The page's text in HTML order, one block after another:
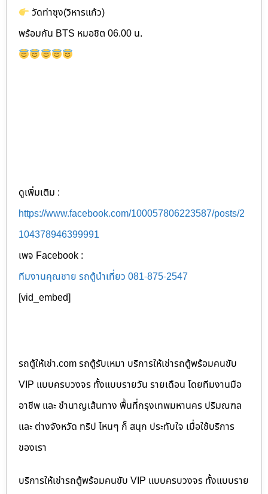
วัดท่าซุง(วิหารแก้ว)
พร้อมกัน BTS หมอชิต 06.00 น.
ดูเพิ่มเติม :
https://www.facebook.com/100057806223587/posts/2
104378946399991
เพจ Facebook :
ทีมงานคุณชาย รถตู้นำเที่ยว 081-875-2547
[vid_embed]
รถตู้ให้เช่า.com รถตู้รับเหมา บริการให้เช่ารถตู้พร้อมคนขับ
VIP แบบครบวงจร ทั้งแบบรายวัน รายเดือน โดยทีมงานมือ
อาชีพ และ ชำนาญเส้นทาง พื้นที่กรุงเทพมหานคร ปริมณฑล
และ ต่างจังหวัด ทริป ไหนๆ ก็ สนุก ประทับใจ เมื่อใช้บริการ
ของเรา
บริการให้เช่ารถตู้พร้อมคนขับ VIP แบบครบวงจร ทั้งแบบราย